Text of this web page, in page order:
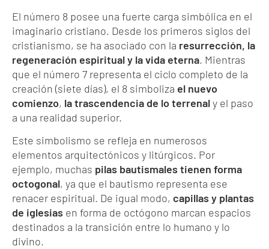
El número 8 posee una fuerte carga simbólica en el
imaginario cristiano. Desde los primeros siglos del
cristianismo, se ha asociado con la resurrección, la
regeneración espiritual y la vida eterna. Mientras
que el número 7 representa el ciclo completo de la
creación (siete días), el 8 simboliza el nuevo
comienzo, la trascendencia de lo terrenaly el paso
a una realidad superior.
Este simbolismo se refleja en numerosos
elementos arquitectónicos y litúrgicos. Por
ejemplo, muchas pilas bautismales tienen forma
octogonal, ya que el bautismo representa ese
renacer espiritual. De igual modo, capillas y plantas
de iglesias en forma de octógono marcan espacios
destinados a la transición entre lo humano y lo
divino.